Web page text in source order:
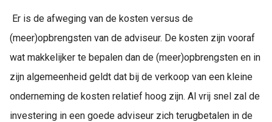
Er is de afweging van de kosten versus de
(meer)opbrengsten van de adviseur. De kosten zijn vooraf
wat makkelijker te bepalen dan de (meer)opbrengsten en in
zijn algemeenheid geldt dat bij de verkoop van een kleine
onderneming de kosten relatief hoog zijn. Al vrij snel zal de
investering in een goede adviseur zich terugbetalen in de